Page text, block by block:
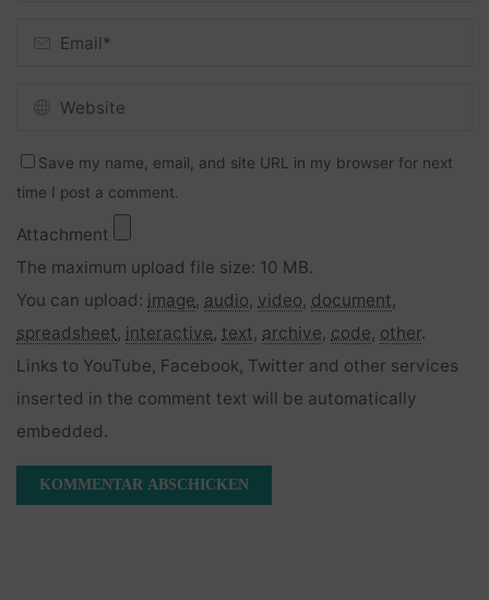
Save my name, email, and site URL in my browser for next
time I post a comment.
Attachment
The maximum upload file size: 10 MB.
You can upload: image, audio, video, document,
spreadsheet, interactive, text, archive, code, other.
Links to YouTube, Facebook, Twitter and other services
inserted in the comment text will be automatically
embedded.